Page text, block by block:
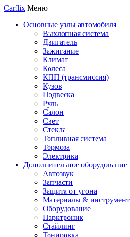
Carflix Меню
Основные узлы автомобиля
Выхлопная система
Двигатель
Зажигание
Климат
Колеса
КПП (трансмиссия)
Кузов
Подвеска
Руль
Салон
Свет
Стекла
Топливная система
Тормоза
Электрика
Дополнительное оборудование
Автозвук
Запчасти
Защита от угона
Материалы & инструмент
Оборудование
Парктроник
Стайлинг
Тонировка